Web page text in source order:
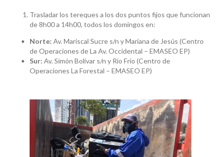
Trasladar los tereques a los dos puntos fijos que funcionan
de 8h00 a 14h00, todos los domingos en:
Norte: Av. Mariscal Sucre s/n y Mariana de Jesús (Centro
de Operaciones de La Av. Occidental – EMASEO EP)
Sur: Av. Simón Bolívar s/n y Río Frío (Centro de
Operaciones La Forestal – EMASEO EP)